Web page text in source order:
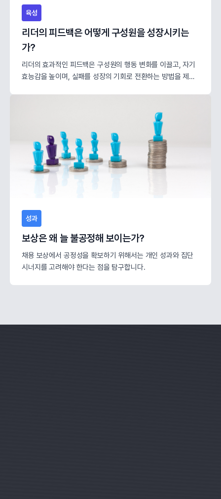
육성
리더의 피드백은 어떻게 구성원을 성장시키는
가?
리더의 효과적인 피드백은 구성원의 행동 변화를 이끌고, 자기
효능감을 높이며, 실패를 성장의 기회로 전환하는 방법을 제시
성과
보상은 왜 늘 불공정해 보이는가?
채용 보상에서 공정성을 확보하기 위해서는 개인 성과와 집단
시너지를 고려해야 한다는 점을 탐구합니다.